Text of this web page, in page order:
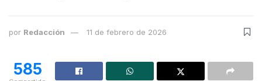
por Redacción 11 de febrero de 2026
585